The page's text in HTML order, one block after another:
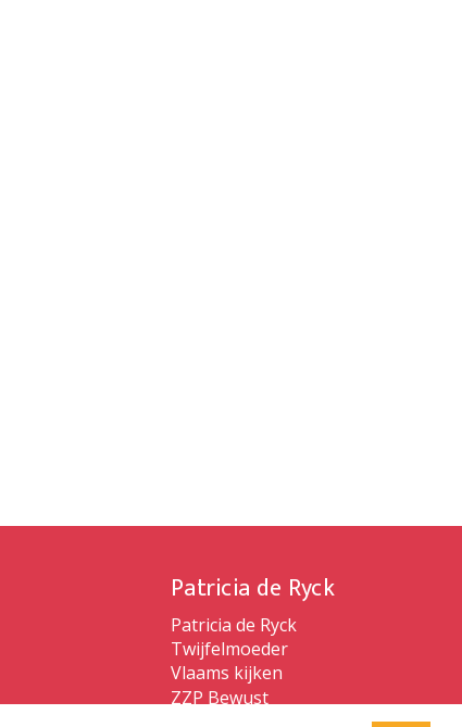
Patricia de Ryck
Patricia de Ryck
Twijfelmoeder
Vlaams kijken
ZZP Bewust